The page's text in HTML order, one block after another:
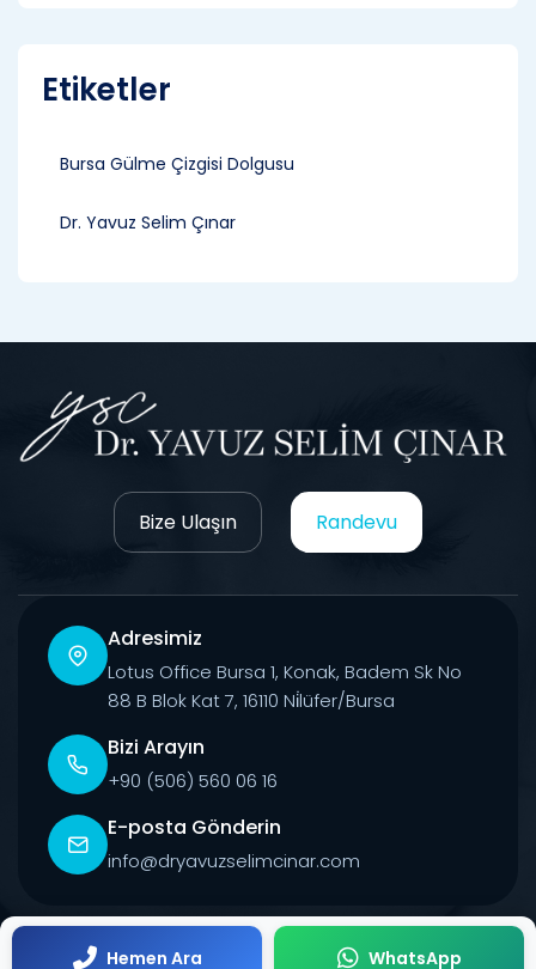
Etiketler
Bursa Gülme Çizgisi Dolgusu
Dr. Yavuz Selim Çınar
Bize Ulaşın Randevu
Adresimiz
Lotus Office Bursa 1, Konak, Badem Sk No
88 B Blok Kat 7, 16110 Ni̇lüfer/Bursa
Bizi Arayın
+90 (506) 560 06 16
E-posta Gönderin
info@dryavuzselimcinar.com
© 2026 Tüm Hakları Saklıdır.
Hemen Ara WhatsApp